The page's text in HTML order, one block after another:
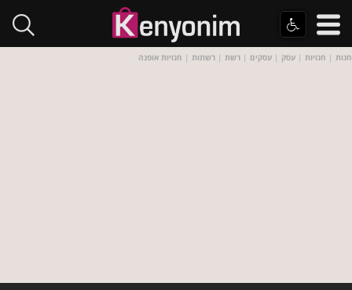
חנות | חנויות | עסק | עסקים | רשת | רשתות | חנויות אופנה